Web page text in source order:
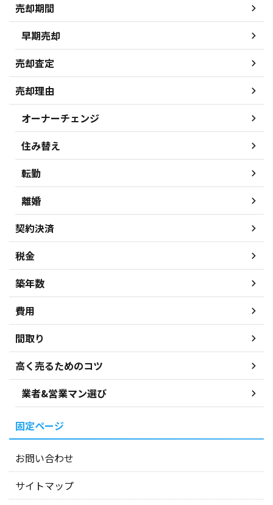
売却期間
早期売却
売却査定
売却理由
オーナーチェンジ
住み替え
転勤
離婚
契約決済
税金
築年数
費用
間取り
高く売るためのコツ
業者&営業マン選び
固定ページ
お問い合わせ
サイトマップ